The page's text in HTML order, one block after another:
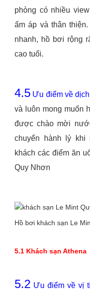
phòng có nhiều
ấm áp và thân
nhanh, hồ bơi rộng
cao tuổi.
4.5 Ưu điểm về
và luôn mong muốn
được chào mời
chuyển hành lý
khách các điểm ăn
Quy Nhơn
Hồ bơi khách sạn Le
5.1 Khách sạn Athena
5.2 Ưu điểm về vị